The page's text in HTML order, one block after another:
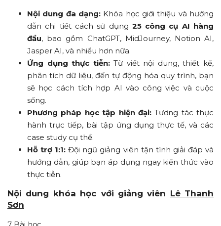
Nội dung đa dạng: Khóa học giới thiệu và hướng
dẫn chi tiết cách sử dụng 25 công cụ AI hàng
đầu, bao gồm ChatGPT, MidJourney, Notion AI,
Jasper AI, và nhiều hơn nữa.
Ứng dụng thực tiễn:Từ viết nội dung, thiết kế,
phân tích dữ liệu, đến tự động hóa quy trình, bạn
sẽ học cách tích hợp AI vào công việc và cuộc
sống.
Phương pháp học tập hiện đại:Tương tác thực
hành trực tiếp, bài tập ứng dụng thực tế, và các
case study cụ thể.
Hỗ trợ 1:1: Đội ngũ giảng viên tận tình giải đáp và
hướng dẫn, giúp bạn áp dụng ngay kiến thức vào
thực tiễn.
Nội dung khóa học với giảng viên Lê Thanh
Sơn